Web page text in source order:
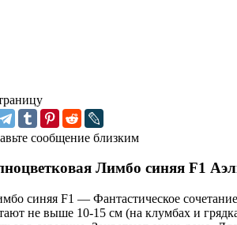
сообщение близким
Лимбо синяя F1
синяя F1 — Фантастическое
не выше 10-15 см (на клумбах и